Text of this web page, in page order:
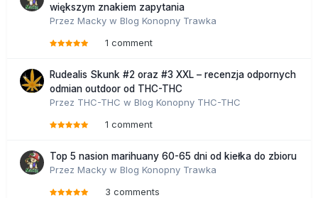
większym znakiem zapytania
Przez Macky w Blog Konopny Trawka
1 comment
Rudealis Skunk #2 oraz #3 XXL – recenzja odpornych
odmian outdoor od THC-THC
Przez THC-THC w Blog Konopny THC-THC
1 comment
Top 5 nasion marihuany 60-65 dni od kiełka do zbioru
Przez Macky w Blog Konopny Trawka
3 comments